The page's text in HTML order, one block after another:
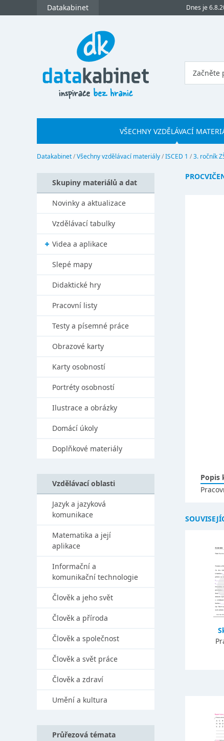
Datakabinet Dnes je
VŠECHNY VZDĚLÁVACÍ
Datakabinet/Všechny vzdělávací materiály/ISCED 1 /3. ročník
Popis
Skupiny materiálů a dat
Novinky a aktualizace
Vzdělávací tabulky
Videa a aplikace
Slepé mapy
Didaktické hry
Pracovní listy
Testy a písemné práce
Obrazové karty
Karty osobností
Portréty osobností
Ilustrace a obrázky
Domácí úkoly
Doplňkové materiály
Vzdělávací oblasti
Jazyk a jazyková
komunikace
Matematika a její
aplikace
Informační a
komunikační technologie
Člověk a jeho svět
Člověk a příroda
Člověk a společnost
Člověk a svět práce
Člověk a zdraví
Umění a kultura
Průřezová témata